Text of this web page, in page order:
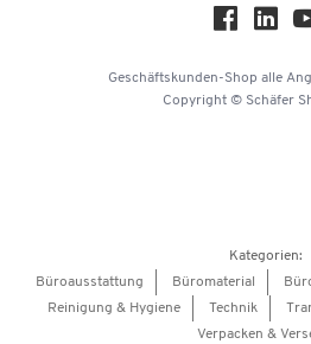
Geschäftskunden-Shop alle
Copyright © Schäfer
Kategorien:
Büroausstattung
Büromaterial
Reinigung & Hygiene
Technik
Verpacken &